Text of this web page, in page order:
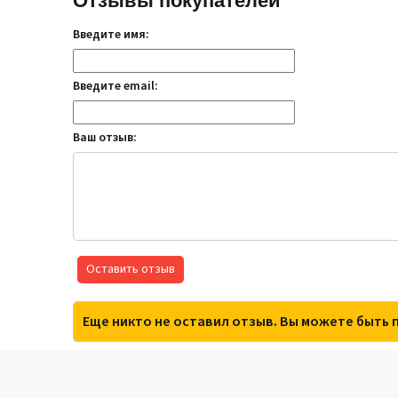
Введите имя:
Введите email:
Ваш отзыв:
Оставить отзыв
Еще никто не оставил отзыв. Вы можете быть